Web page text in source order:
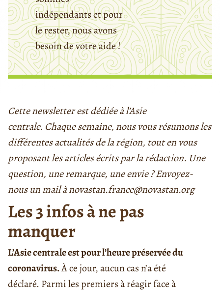
indépendants et pour
le rester, nous avons
besoin de votre aide !
Cette newsletter est dédiée à l’Asie
centrale. Chaque semaine, nous vous résumons les
différentes actualités de la région, tout en vous
proposant les articles écrits par la rédaction. Une
question, une remarque, une envie ? Envoyez-
nous un mail à novastan.france@novastan.org
Les 3 infos à ne pas
manquer
L’Asie centrale est pour l’heure préservée du
coronavirus.À ce jour, aucun cas n’a été
déclaré. Parmi les premiers à réagir face à